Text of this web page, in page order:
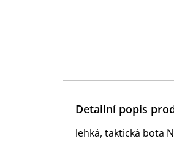
Detailní popis
lehká, taktická bota